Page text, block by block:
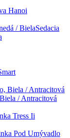
Hanoi
Sedacia
/ Antracitová
Tress Ii
Pod Umývadlo